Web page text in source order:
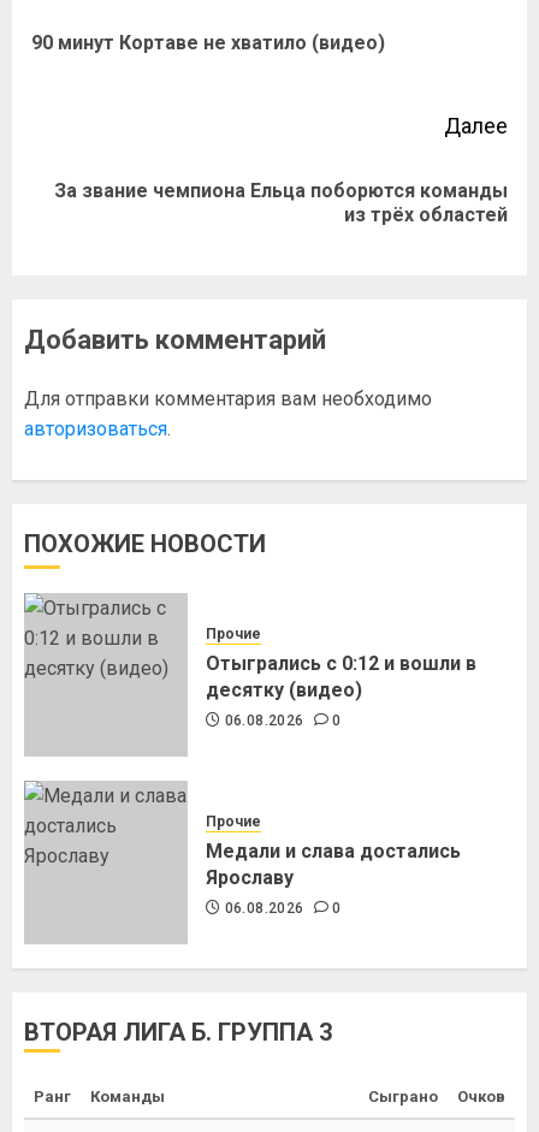
90 минут Кортаве не хватило (видео)
Далее
За звание чемпиона Ельца поборются команды
из трёх областей
Добавить комментарий
Для отправки комментария вам необходимо
авторизоваться.
ПОХОЖИЕ НОВОСТИ
Прочие
Отыгрались с 0:12 и вошли в
десятку (видео)
06.08.2026 0
Прочие
Медали и слава достались
Ярославу
06.08.2026 0
ВТОРАЯ ЛИГА Б. ГРУППА 3
Ранг Команды Сыграно Очков